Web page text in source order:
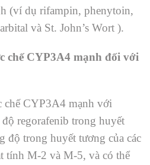
(ví dụ rifampin, phenytoin,
và St. John’s Wort ).
chế CYP3A4 mạnh đối với
chế CYP3A4 mạnh với
regorafenib trong huyết
độ trong huyết tương của các
tính M-2 và M-5, và có thể